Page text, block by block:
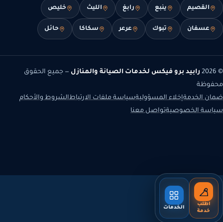
القصيم ينبع رابغ الليث خليص
عسفان تبوك عرعر سكاكا حائل
© 2026 رابيد برو فيكس لخدمات الصيانة والمنازل — جميع الحقوق
محفوظة
ضمان الخدمةإخلاء المسؤوليةسياسة ملفات الارتباطالشروط والأحكام
سياسة الخصوصيةتواصل معنا
اطلب
خدمة
الخدمات